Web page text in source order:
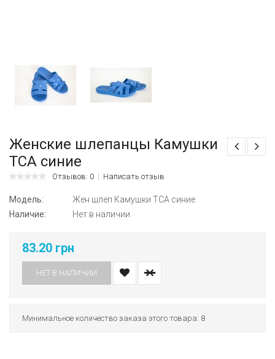
Женские шлепанцы Камушки
ТСА синие
Отзывов: 0 Написать отзыв
Модель:
Жен шлеп Камушки ТСА синие
Наличие:
Нет в наличии
83.20 грн
НЕТ В НАЛИЧИИ
Минимальное количество заказа этого товара: 8